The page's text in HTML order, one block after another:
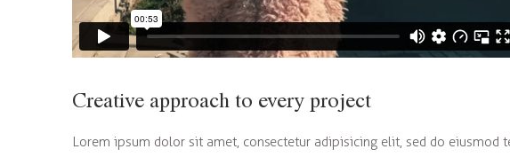
Creative approach to every project
Lorem ipsum dolor sit amet, consectetur adipisicing elit, sed do eiusmod